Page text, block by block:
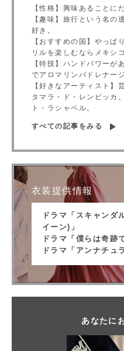
【性格】興味あることに
【趣味】旅行という名の
好き。
【おすすめの国】やっぱ
リルを楽しむならメキシ
【特技】ハンドパワーが
でアロマリンパドレナージ
【好きなアーティスト】
タマラ・ド・レンピッカ
ト・ラシャペル。
すべての記事をみる
衣装提供情報
ドラマ「スキャンダ
イーン)」
ドラマ「僕らは奇跡
ドラマ「アンナチュ
あなたに